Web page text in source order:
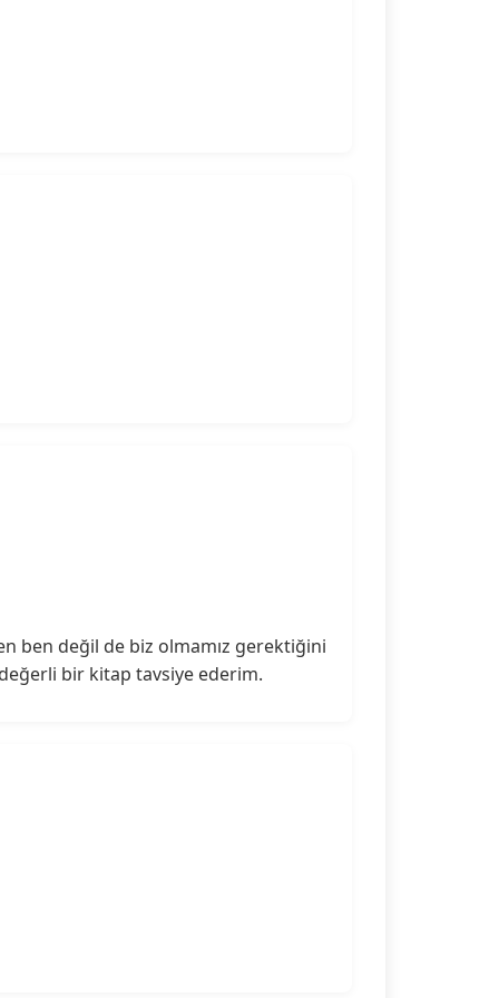
ben değil de biz olmamız gerektiğini
bir kitap tavsiye ederim.